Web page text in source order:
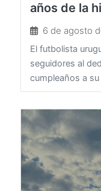
años de la
6 de agosto
El futbolista
seguidores al
cumpleaños a su